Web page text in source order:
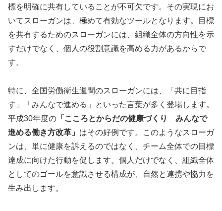
標を明確に共有していることが不可欠です。その実現にお
いてスローガンは、極めて有効なツールとなります。目標
を共有するためのスローガンには、組織全体の方向性を示
すだけでなく、個人の役割意識を高める力があるからで
す。
特に、全国労働衛生週間のスローガンには、「共に目指
す」「みんなで進める」といった言葉が多く登場します。
平成30年度の 「こころとからだの健康づくり みんなで
進める働き方改革」 はその好例です。このようなスローガ
ンは、単に健康を訴えるのではなく、チーム全体での目標
達成に向けた行動を促します。個人だけでなく、組織全体
としてのゴールを意識させる構成が、自然と連携や協力を
生み出します。